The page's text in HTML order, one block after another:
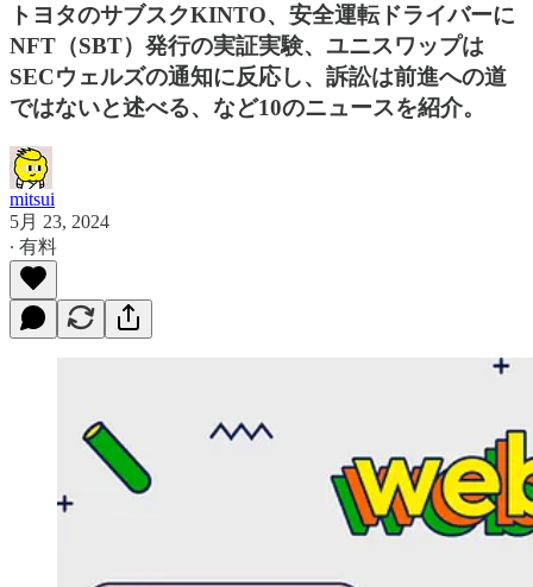
トヨタのサブスクKINTO、安全運転ドライバーに
NFT（SBT）発行の実証実験、ユニスワップは
SECウェルズの通知に反応し、訴訟は前進への道
ではないと述べる、など10のニュースを紹介。
mitsui
5月 23, 2024
∙ 有料